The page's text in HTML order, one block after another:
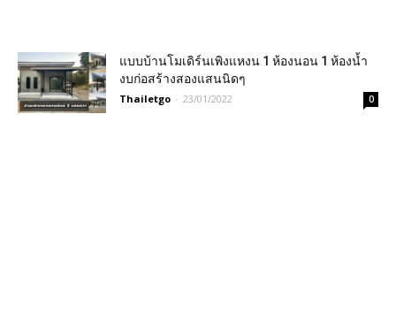
แบบบ้านโมเดิร์นเพิงแหงน 1 ห้องนอน 1 ห้องน้ำ
งบก่อสร้างสองแสนนิดๆ
Thailetgo - 23/01/2022 0